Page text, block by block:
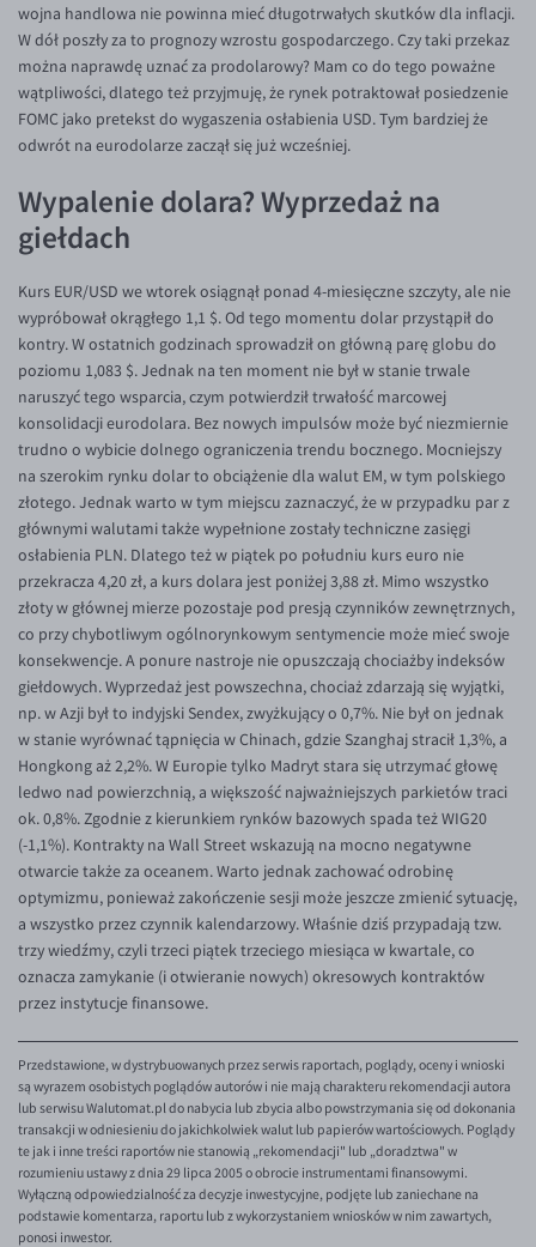
EUR/CNY
EUR/HKD
EUR/HUF
EUR/ILS
EUR/JPY
EUR/RON
EUR/SGD
EUR/TRY
EUR/ZAR
GBP/USD
USD/CHF
GBP/CHF
wojna handlowa nie powinna mieć długotrwałych skutków dla inflacji.
W dół poszły za to prognozy wzrostu gospodarczego. Czy taki przekaz
można naprawdę uznać za prodolarowy? Mam co do tego poważne
wątpliwości, dlatego też przyjmuję, że rynek potraktował posiedzenie
FOMC jako pretekst do wygaszenia osłabienia USD. Tym bardziej że
odwrót na eurodolarze zaczął się już wcześniej.
Wypalenie dolara? Wyprzedaż na
giełdach
Kurs EUR/USD we wtorek osiągnął ponad 4-miesięczne szczyty, ale nie
wypróbował okrągłego 1,1 $. Od tego momentu dolar przystąpił do
kontry. W ostatnich godzinach sprowadził on główną parę globu do
poziomu 1,083 $. Jednak na ten moment nie był w stanie trwale
naruszyć tego wsparcia, czym potwierdził trwałość marcowej
konsolidacji eurodolara. Bez nowych impulsów może być niezmiernie
trudno o wybicie dolnego ograniczenia trendu bocznego. Mocniejszy
na szerokim rynku dolar to obciążenie dla walut EM, w tym polskiego
złotego. Jednak warto w tym miejscu zaznaczyć, że w przypadku par z
głównymi walutami także wypełnione zostały techniczne zasięgi
osłabienia PLN. Dlatego też w piątek po południu kurs euro nie
przekracza 4,20 zł, a kurs dolara jest poniżej 3,88 zł. Mimo wszystko
złoty w głównej mierze pozostaje pod presją czynników zewnętrznych,
co przy chybotliwym ogólnorynkowym sentymencie może mieć swoje
konsekwencje. A ponure nastroje nie opuszczają chociażby indeksów
giełdowych. Wyprzedaż jest powszechna, chociaż zdarzają się wyjątki,
np. w Azji był to indyjski Sendex, zwyżkujący o 0,7%. Nie był on jednak
w stanie wyrównać tąpnięcia w Chinach, gdzie Szanghaj stracił 1,3%, a
Hongkong aż 2,2%. W Europie tylko Madryt stara się utrzymać głowę
ledwo nad powierzchnią, a większość najważniejszych parkietów traci
ok. 0,8%. Zgodnie z kierunkiem rynków bazowych spada też WIG20
(-1,1%). Kontrakty na Wall Street wskazują na mocno negatywne
otwarcie także za oceanem. Warto jednak zachować odrobinę
optymizmu, ponieważ zakończenie sesji może jeszcze zmienić sytuację,
a wszystko przez czynnik kalendarzowy. Właśnie dziś przypadają tzw.
trzy wiedźmy, czyli trzeci piątek trzeciego miesiąca w kwartale, co
oznacza zamykanie (i otwieranie nowych) okresowych kontraktów
przez instytucje finansowe.
Przedstawione, w dystrybuowanych przez serwis raportach, poglądy, oceny i wnioski
są wyrazem osobistych poglądów autorów i nie mają charakteru rekomendacji autora
lub serwisu Walutomat.pl do nabycia lub zbycia albo powstrzymania się od dokonania
transakcji w odniesieniu do jakichkolwiek walut lub papierów wartościowych. Poglądy
te jak i inne treści raportów nie stanowią „rekomendacji" lub „doradztwa" w
rozumieniu ustawy z dnia 29 lipca 2005 o obrocie instrumentami finansowymi.
Wyłączną odpowiedzialność za decyzje inwestycyjne, podjęte lub zaniechane na
podstawie komentarza, raportu lub z wykorzystaniem wniosków w nim zawartych,
ponosi inwestor.